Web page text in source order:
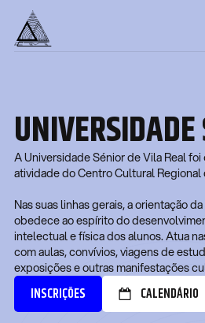
UNIVERSIDADE
A Universidade Sénior de Vila Real foi
atividade do Centro Cultural Regional
Nas suas linhas gerais, a orientação
obedece ao espírito do
intelectual e física dos alunos. Atua
com aulas, convívios, viagens de
exposições e outras manifestações
INSCRIÇÕES CALENDÁRIO